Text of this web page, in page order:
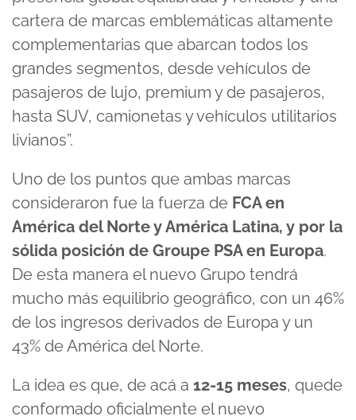
cartera de marcas emblemáticas altamente
complementarias que abarcan todos los
grandes segmentos, desde vehículos de
pasajeros de lujo, premium y de pasajeros,
hasta SUV, camionetas y vehículos utilitarios
livianos”.
Uno de los puntos que ambas marcas
consideraron fue la fuerza de FCA en
América del Norte y América Latina, y por la
sólida posición de Groupe PSA en Europa.
De esta manera el nuevo Grupo tendrá
mucho más equilibrio geográfico, con un 46%
de los ingresos derivados de Europa y un
43% de América del Norte.
La idea es que, de acá a 12-15 meses, quede
conformado oficialmente el nuevo